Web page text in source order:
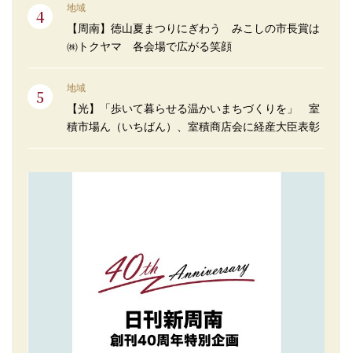
地域
【周南】徳山夏まつりにぎわう みこしの市長賞は
㈱トクヤマ 各会場で広がる笑顔
地域
【光】「歩いて暮らせる温かいまちづくりを」 室
積市場ん（いちばん）、室積商店会に経産大臣表彰